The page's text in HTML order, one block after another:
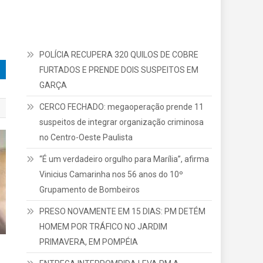
POLÍCIA RECUPERA 320 QUILOS DE COBRE
FURTADOS E PRENDE DOIS SUSPEITOS EM
GARÇA
CERCO FECHADO: megaoperação prende 11
suspeitos de integrar organização criminosa
no Centro-Oeste Paulista
“É um verdadeiro orgulho para Marília”, afirma
Vinicius Camarinha nos 56 anos do 10º
Grupamento de Bombeiros
PRESO NOVAMENTE EM 15 DIAS: PM DETÉM
HOMEM POR TRÁFICO NO JARDIM
PRIMAVERA, EM POMPÉIA